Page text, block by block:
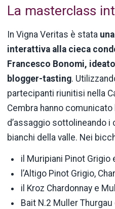
La masterclass
In Vigna Veritas è stata
interattiva alla cieca
Francesco Bonomi,
blogger-tasting.
partecipanti riunitisi nella
Cembra hanno
d’assaggio sottolineando
bianchi della valle. Nei
il Muripiani Pinot Grigio
l’Altigo Pinot Grigio,
il Kroz Chardonnay e
Bait N.2 Muller Thurgau